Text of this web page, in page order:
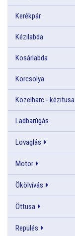
Kerékpár
Kézilabda
Kosárlabda
Korcsolya
Közelharc - kézitusa
Ladbarúgás
Lovaglás
Motor
Ökölvívás
Öttusa
Repülés